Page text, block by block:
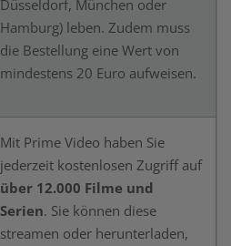
Düsseldorf, München oder
Hamburg) leben. Zudem muss
die Bestellung eine Wert von
mindestens 20 Euro aufweisen.
Mit Prime Video haben Sie
jederzeit kostenlosen Zugriff auf
über 12.000 Filme und
Serien. Sie können diese
streamen oder herunterladen,